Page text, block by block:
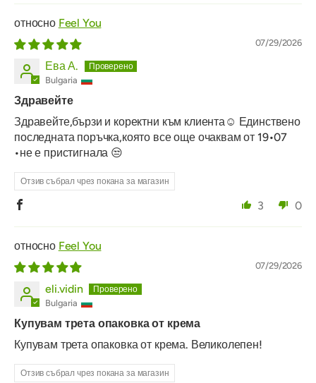
Feel You
07/29/2026
Ева А.
Bulgaria
Здравейте
Здравейте,бързи и коректни към клиента☺️ Единствено
последната поръчка,която все още очаквам от 19•07
•не е пристигнала 😒
Отзив събрал чрез покана за магазин
3 0
Feel You
07/29/2026
eli.vidin
Bulgaria
Купувам трета опаковка от крема
Купувам трета опаковка от крема. Великолепен!
Отзив събрал чрез покана за магазин